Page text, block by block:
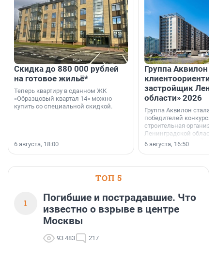
Скидка до 880 000 рублей
на готовое жильё*
Теперь квартиру в сданном ЖК
«Образцовый квартал 14» можно
купить со специальной скидкой.
6 августа, 18:00
Группа Аквилон
застройщик
области» 2026
Группа Аквилон стала
победителей конкурса
строительная
Ленинградской области
номинации «Самый
застройщик
области».
6 августа, 16:50
ТОП 5
1
Погибшие и пострадавшие. Что
известно о взрыве в центре
Москвы
93 483 217